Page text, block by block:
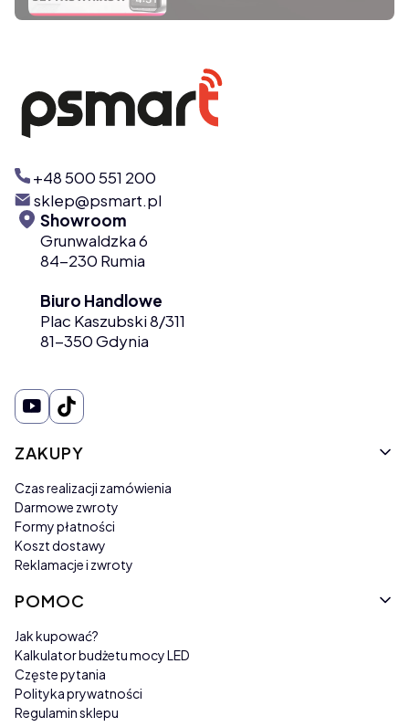
+48 500 551 200
sklep@psmart.pl
Showroom
Grunwaldzka 6
84-230 Rumia
Biuro Handlowe
Plac Kaszubski 8/311
81-350 Gdynia
Linki w stopce
ZAKUPY
Czas realizacji zamówienia
Darmowe zwroty
Formy płatności
Koszt dostawy
Reklamacje i zwroty
POMOC
Jak kupować?
Kalkulator budżetu mocy LED
Częste pytania
Polityka prywatności
Regulamin sklepu